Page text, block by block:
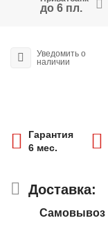
до 6 пл.
Уведомить о
наличии
Гарантия
6 мес.
Доставка:
Самовывоз